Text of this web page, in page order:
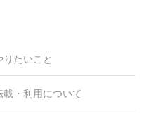
りたいこと
載・利用について